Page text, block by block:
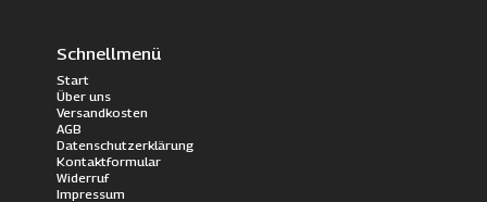
Schnellmenü
Start
Über uns
Versandkosten
AGB
Datenschutzerklärung
Kontaktformular
Widerruf
Impressum